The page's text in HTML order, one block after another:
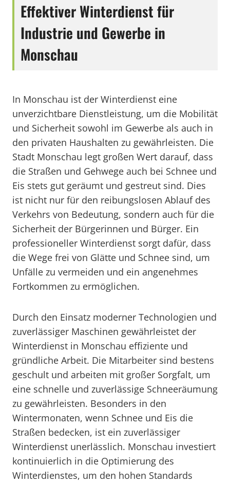
Effektiver Winterdienst für
Industrie und Gewerbe in
Monschau
In Monschau ist der Winterdienst eine
unverzichtbare Dienstleistung, um die Mobilität
und Sicherheit sowohl im Gewerbe als auch in
den privaten Haushalten zu gewährleisten. Die
Stadt Monschau legt großen Wert darauf, dass
die Straßen und Gehwege auch bei Schnee und
Eis stets gut geräumt und gestreut sind. Dies
ist nicht nur für den reibungslosen Ablauf des
Verkehrs von Bedeutung, sondern auch für die
Sicherheit der Bürgerinnen und Bürger. Ein
professioneller Winterdienst sorgt dafür, dass
die Wege frei von Glätte und Schnee sind, um
Unfälle zu vermeiden und ein angenehmes
Fortkommen zu ermöglichen.
Durch den Einsatz moderner Technologien und
zuverlässiger Maschinen gewährleistet der
Winterdienst in Monschau effiziente und
gründliche Arbeit. Die Mitarbeiter sind bestens
geschult und arbeiten mit großer Sorgfalt, um
eine schnelle und zuverlässige Schneeräumung
zu gewährleisten. Besonders in den
Wintermonaten, wenn Schnee und Eis die
Straßen bedecken, ist ein zuverlässiger
Winterdienst unerlässlich. Monschau investiert
kontinuierlich in die Optimierung des
Winterdienstes, um den hohen Standards